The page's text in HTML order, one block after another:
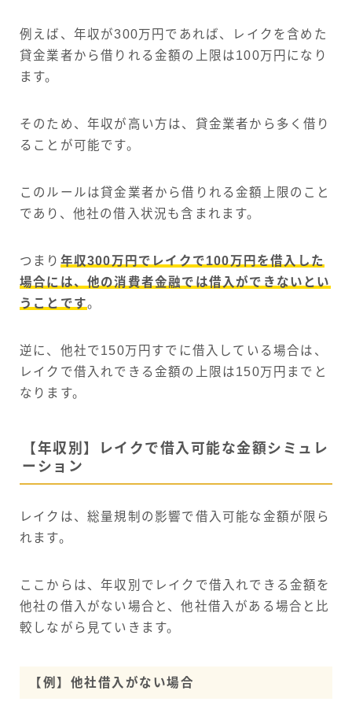
例えば、年収が300万円であれば、レイクを含めた
貸金業者から借りれる金額の上限は100万円になり
ます。
そのため、年収が高い方は、貸金業者から多く借り
ることが可能です。
このルールは貸金業者から借りれる金額上限のこと
であり、他社の借入状況も含まれます。
つまり 年収300万円でレイクで100万円を借入した
場合には、他の消費者金融では借入ができないとい
うことです。
逆に、他社で150万円すでに借入している場合は、
レイクで借入れできる金額の上限は150万円までと
なります。
【年収別】レイクで借入可能な金額シミュレ
ーション
レイクは、総量規制の影響で借入可能な金額が限ら
れます。
ここからは、年収別でレイクで借入れできる金額を
他社の借入がない場合と、他社借入がある場合と比
較しながら見ていきます。
【例】他社借入がない場合